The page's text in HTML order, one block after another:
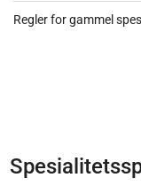
Regler for gammel